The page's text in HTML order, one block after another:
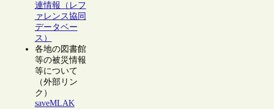
連情報（レフ
ァレンス協同
データベー
ス）
各地の図書館
等の被災情報
等について
（外部リン
ク）
saveMLAK